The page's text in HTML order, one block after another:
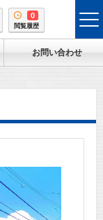
0
閲覧履歴
お問い合わせ